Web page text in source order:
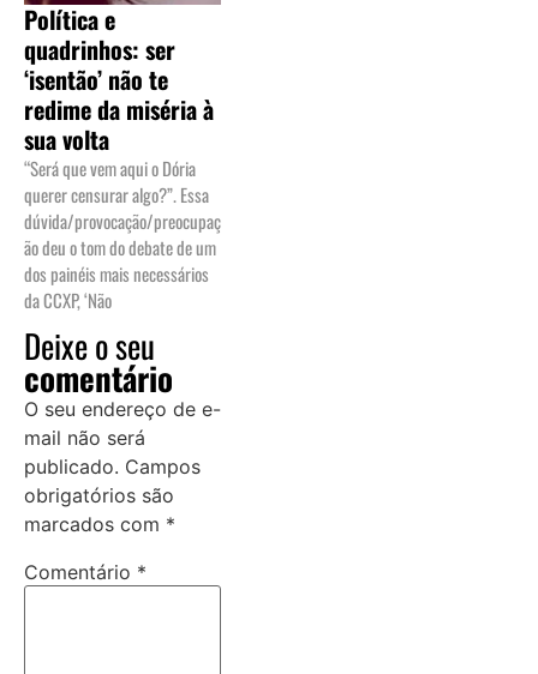
Política e
quadrinhos: ser
‘isentão’ não te
redime da miséria à
sua volta
“Será que vem aqui o Dória
querer censurar algo?”. Essa
dúvida/provocação/preocupaç
ão deu o tom do debate de um
dos painéis mais necessários
da CCXP, ‘Não
Deixe o seu
comentário
O seu endereço de e-
mail não será
publicado. Campos
obrigatórios são
marcados com *
Comentário *